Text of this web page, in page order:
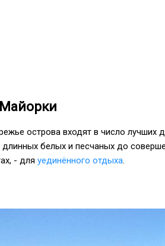
острова входят в число лучших
длинных белых и песчаных до
- для уединённого отдыха.